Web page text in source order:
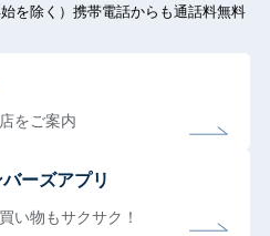
を除く）携帯電話からも通話料無料
をご案内
ーズアプリ
い物もサクサク！